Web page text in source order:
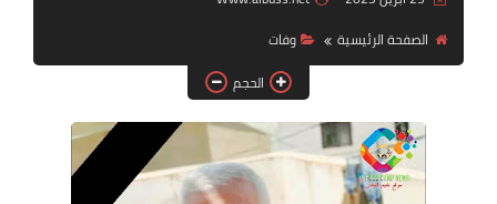
الصفحة الرئيسية
وفات
الحجم